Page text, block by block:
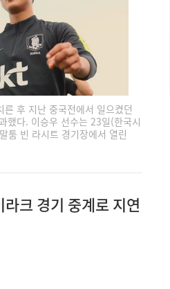
후 지난 중국전에서 일으켰던
했다. 이승우 선수는 23일(한국시
툼 빈 라시트 경기장에서 열린
크 경기 중계로 지연